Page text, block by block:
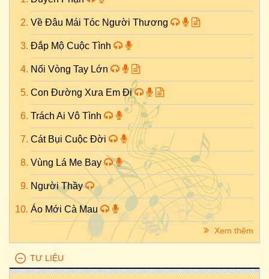
Về Đâu Mái Tóc Người Thương
Đắp Mộ Cuộc Tình
Nối Vòng Tay Lớn
Con Đường Xưa Em Đi
Trách Ai Vô Tình
Cát Bụi Cuộc Đời
Vùng Lá Me Bay
Người Thầy
Áo Mới Cà Mau
Xem thêm
TƯ LIỆU